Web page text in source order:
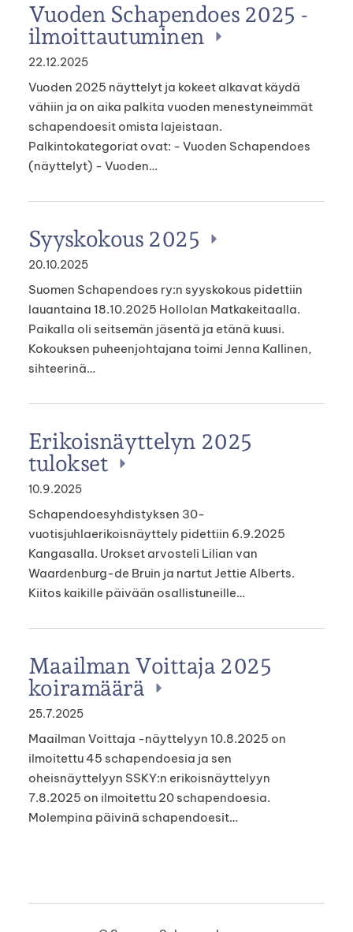
Vuoden Schapendoes 2025 -
ilmoittautuminen
22.12.2025
Vuoden 2025 näyttelyt ja kokeet alkavat käydä
vähiin ja on aika palkita vuoden menestyneimmät
schapendoesit omista lajeistaan.
Palkintokategoriat ovat: - Vuoden Schapendoes
(näyttelyt) - Vuoden…
Syyskokous 2025
20.10.2025
Suomen Schapendoes ry:n syyskokous pidettiin
lauantaina 18.10.2025 Hollolan Matkakeitaalla.
Paikalla oli seitsemän jäsentä ja etänä kuusi.
Kokouksen puheenjohtajana toimi Jenna Kallinen,
sihteerinä…
Erikoisnäyttelyn 2025
tulokset
10.9.2025
Schapendoesyhdistyksen 30-
vuotisjuhlaerikoisnäyttely pidettiin 6.9.2025
Kangasalla. Urokset arvosteli Lilian van
Waardenburg-de Bruin ja nartut Jettie Alberts.
Kiitos kaikille päivään osallistuneille…
Maailman Voittaja 2025
koiramäärä
25.7.2025
Maailman Voittaja -näyttelyyn 10.8.2025 on
ilmoitettu 45 schapendoesia ja sen
oheisnäyttelyyn SSKY:n erikoisnäyttelyyn
7.8.2025 on ilmoitettu 20 schapendoesia.
Molempina päivinä schapendoesit…